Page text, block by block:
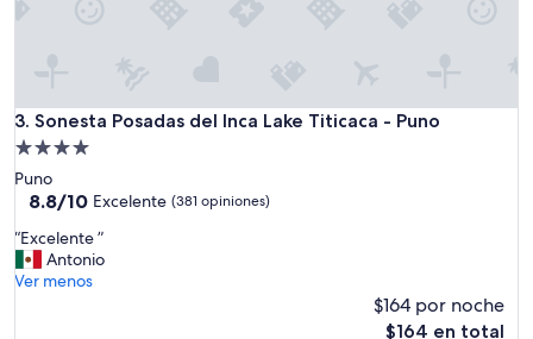
3. Sonesta Posadas del Inca Lake Titicaca - Puno
Sonesta Posadas del Inca Lake Titicaca - Puno
Propiedad
de
4.0
Puno
8.8
10,
Excelente,
(381
8.8/10 Excelente (381 opiniones)
“
E
x
“Excelente ”
Antonio
Ver menos
$164 por noche
El
$164 en total